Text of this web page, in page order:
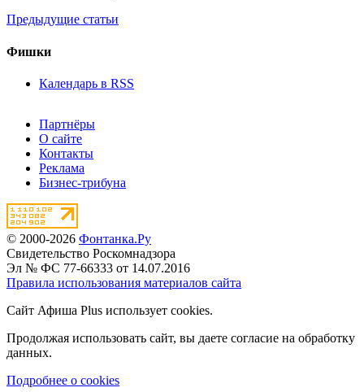
Предыдущие статьи
Фишки
Календарь в RSS
Партнёры
О сайте
Контакты
Реклама
Бизнес-трибуна
© 2000-2026 Фонтанка.Ру
Свидетельство Роскомнадзора
Эл № ФС 77-66333 от 14.07.2016
Правила использования материалов сайта
Сайт Афиша Plus использует cookies.
Продолжая использовать сайт, вы даете согласие на обработку
данных.
Подробнее о cookies